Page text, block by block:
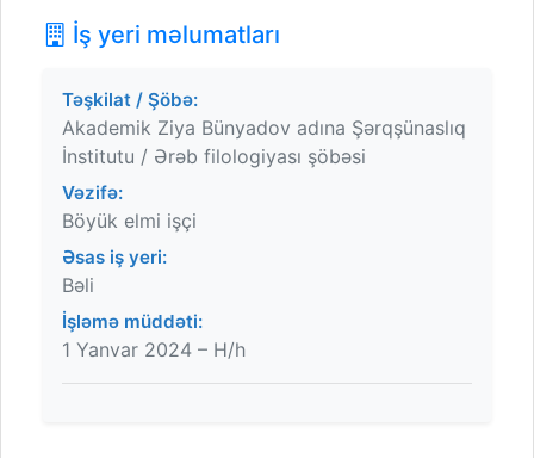
İş yeri məlumatları
Təşkilat / Şöbə:
Akademik Ziya Bünyadov adına Şərqşünaslıq
İnstitutu / Ərəb filologiyası şöbəsi
Vəzifə:
Böyük elmi işçi
Əsas iş yeri:
Bəli
İşləmə müddəti:
1 Yanvar 2024 – H/h